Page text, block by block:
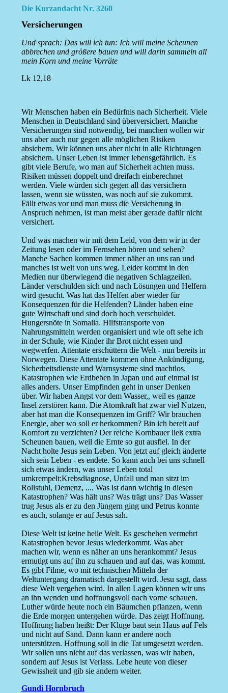
Die Kurzandacht Nr. 3260
Versicherungen
Und sprach: Das will ich tun: Ich will meine Scheunen
abbrechen und größere bauen und will darin sammeln all
mein Korn und meine Vorräte
Lk 12,18
Wir Menschen haben ein Bedürfnis nach Sicherheit. Viele
Menschen in Deutschland sind überversichert. Manche
Versicherungen sind notwendig, bei manchen wollen wir
uns aber auch nur gegen alle möglichen Risiken
absichern. Wir können uns aber nicht in alle Richtungen
absichern. Unser Leben ist immer lebensgefährlich. Es
gibt viele Berufe, wo man auf Sicherheit achten muss.
Risiken müssen doppelt und dreifach einberechnet
werden. Viele würden sich gegen all das versichern
lassen, wenn sie wüssten, was noch auf sie zukommt.
Fällt etwas vor und man muss die Versicherung in
Anspruch nehmen, ist man meist aber gerade dafür nicht
versichert.
Und was machen wir mit dem Leid, von dem wir in der
Zeitung lesen oder im Fernsehen hören und sehen?
Manche Sachen kommen immer näher an uns ran und
manches ist weit von uns weg. Leider kommt in den
Medien nur überwiegend die negativen Schlagzeilen.
Länder verschulden sich und nach Lösungen und Helfern
wird gesucht. Was hat das Helfen aber wieder für
Konsequenzen für die Helfenden? Länder haben eine
gute Wirtschaft und sind doch hoch verschuldet.
Hungersnöte in Somalia. Hilfstransporte von
Nahrungsmitteln werden organisiert und wie oft sehe ich
in der Schule, wie Kinder ihr Brot nicht essen und
wegwerfen. Attentate erschüttern die Welt - nun bereits in
Norwegen. Diese Attentate kommen ohne Ankündigung,
Sicherheitsdienste und Warnsysteme sind machtlos.
Katastrophen wie Erdbeben in Japan und auf einmal ist
alles anders. Unser Empfinden geht in unser Denken
über. Wir haben Angst vor dem Wasser,, weil es ganze
Insel zerstören kann. Die Atomkraft hat zwar viel Nutzen,
aber hat man die Konsequenzen im Griff? Wir brauchen
Energie, aber wo soll er herkommen? Bin ich bereit auf
Komfort zu verzichten? Der reiche Kornbauer ließ extra
Scheunen bauen, weil die Ernte so gut ausfiel. In der
Nacht holte Jesus sein Leben. Von jetzt auf gleich änderte
sich sein Leben - es endete. So kann auch bei uns schnell
sich etwas ändern, was unser Leben total
umkrempelt:Krebsdiagnose, Unfall und man sitzt im
Rollstuhl, Demenz, .... Was ist dann wichtig in diesen
Katastrophen? Was hält uns? Was trägt uns? Das Wasser
trug Jesus als er zu den Jüngern ging und Petrus konnte
es auch, solange er auf Jesus sah.
Diese Welt ist keine heile Welt. Es geschehen vermehrt
Katastrophen bevor Jesus wiederkommt. Was aber
machen wir, wenn es näher an uns herankommt? Jesus
ermutigt uns auf ihn zu schauen und auf das, was kommt.
Es gibt Filme, wo mit technischen Mitteln der
Weltuntergang dramatisch dargestellt wird. Jesu sagt, dass
diese Welt vergehen wird. In allen Lagen können wir uns
an ihn wenden und hoffnungsvoll nach vorne schauen.
Luther würde heute noch ein Bäumchen pflanzen, wenn
die Erde morgen untergehen würde. Das zeigt Hoffnung.
Hoffnung haben heißt: Der Kluge baut sein Haus auf Fels
und nicht auf Sand. Dann kann er andere noch
unterstützen. Hoffnung soll in die Tat umgesetzt werden.
Wir sollen uns nicht auf das verlassen, was wir haben,
sondern auf Jesus ist Verlass. Lebe heute von dieser
Gewissheit und gib sie andern weiter.
Gundi Hornbruch